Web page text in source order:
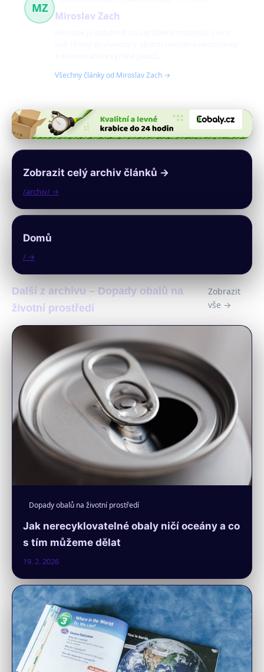
MZ
Miroslav Zach
Všechny články od Miroslav Zach →
Zobrazit celý archiv článků →
/archiv/ →
Domů
/ →
Další z archivu – Dopady obalů na
životní prostředí
Zobrazit
vše →
Dopady obalů na životní prostředí
Jak nerecyklovatelné obaly ničí oceány a co
s tím můžeme dělat
19. 2. 2026